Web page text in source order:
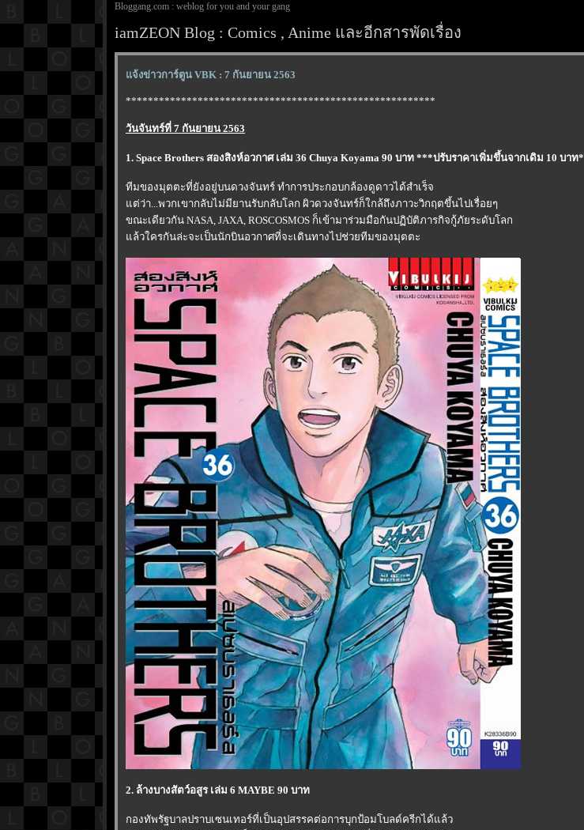
Bloggang.com : weblog for you and your gang
iamZEON Blog : Comics , Anime และอีกสารพัดเรื่อง
จ้งข่าวการ์ตูน VBK : 7 กันยายน 2563
********************************************************
วันจันทร์ที่ 7 กันยายน 2563
1. Space Brothers สองสิงห์อวกาศ เล่ม 36 Chuya Koyama 90 บาท ***ปรับราคาเพิ่มขึ้นจากเดิม 10 บาท
ทีมของมุตตะที่ยังอยู่บนดวงจันทร์ ทำการประกอบกล้องดูดาวได้สำเร็จ
ต่ว่า...พวกเขากลับไม่มียานรับกลับโลก ผิวดวงจันทร์ก็ใกล้ถึงภาวะวิกฤตขึ้นไปเรื่อยๆ
ขณะเดียวกัน NASA, JAXA, ROSCOSMOS ก็เข้ามาร่วมมือกันปฏิบัติภารกิจกู้ภัยระดับโลก
ล้วใครกันล่ะจะเป็นนักบินอวกาศที่จะเดินทางไปช่วยทีมของมุตตะ
2. ล้างบางสัตว์อสูร เล่ม 6 MAYBE 90 บาท
กองทัพรัฐบาลปราบเซนเทอร์ที่เป็นอุปสรรคต่อการบุกป้อมโบลด์ครีกได้แล้ว